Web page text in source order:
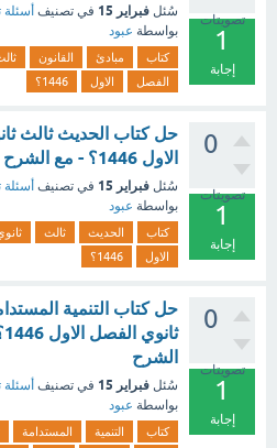
تصويتات
1
إجابة
سُئل فبراير 15 في تصنيف أسئلة
بواسطة عبود
كتاب مبادئ القانون
الفصل
الاول 1446؟
0
تصويتات
1
إجابة
حل كتاب الحديث ثالث
الاول 1446؟ - مع الشرح
سُئل فبراير 15 في تصنيف أسئلة
بواسطة عبود
كتاب الحديث ثالث
الاول
1446؟
0
تصويتات
1
إجابة
حل كتاب التنمية
الشرح
سُئل فبراير 15 في تصنيف أسئلة
بواسطة عبود
كتاب التنمية المستدامة